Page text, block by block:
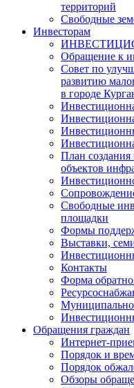
территорий
Свободные
Инвесторам
Обращение к
Совет по
развитию
в городе
План
объектов
Свободные
площадки
Формы
Выставки,
Контакты
Форма
Обращения граждан
Интернет-
Порядок и
Порядок
Обзоры